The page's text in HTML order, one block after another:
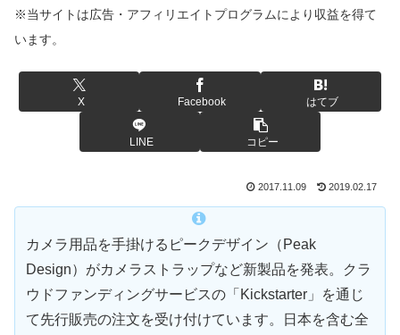
※当サイトは広告・アフィリエイトプログラムにより収益を得て
います。
X Facebook はてブ
LINE コピー
2017.11.09 2019.02.17
カメラ用品を手掛けるピークデザイン（Peak
Design）がカメラストラップなど新製品を発表。クラ
ウドファンディングサービスの「Kickstarter」を通じ
て先行販売の注文を受け付けています。日本を含む全